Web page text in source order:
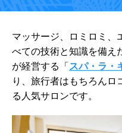
マッサージ、ロミロミ、
べての技術と知識を備え
が経営する「スパ・ラ・
り、旅行者はもちろんロ
る人気サロンです。